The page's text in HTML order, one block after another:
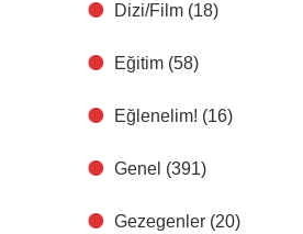
Dizi/Film (18)
Eğitim (58)
Eğlenelim! (16)
Genel (391)
Gezegenler (20)